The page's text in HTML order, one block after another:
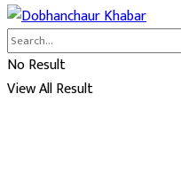
No Result
View All Result